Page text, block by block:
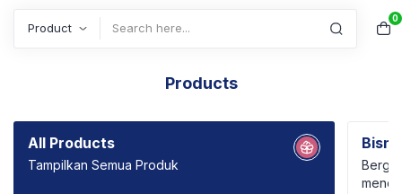
0
Products
All Products
Tampilkan Semua Produk